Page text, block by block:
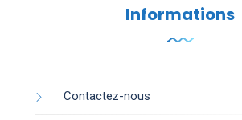
Informations
Contactez-nous